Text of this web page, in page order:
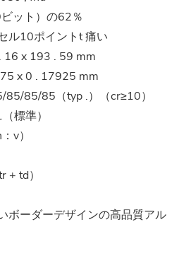
ット）の62％
ル10ポイントt痛い
16 x 193 . 59 mm
x 0 . 17925 mm
85/85/85（typ .）（cr≥10）
標準）
v）
+ td）
ボーダーデザインの高品質アル